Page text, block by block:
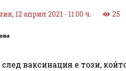
12 април 2021 - 11:00 ч. 25
ваксинация е този,